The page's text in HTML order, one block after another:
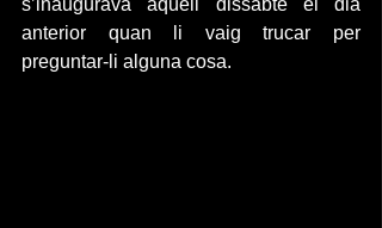
s’inaugurava aquell dissabte el dia
anterior quan li vaig trucar per
preguntar-li alguna cosa.